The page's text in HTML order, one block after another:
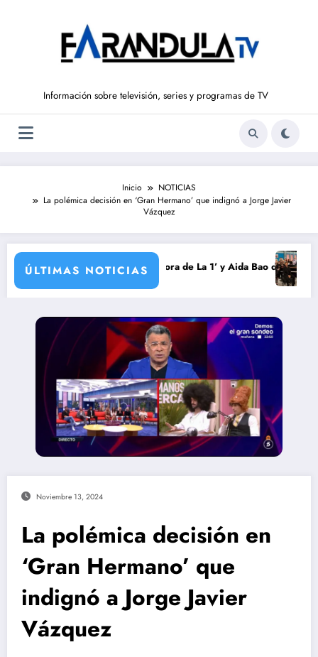
Información sobre televisión, series y programas de TV
Inicio
NOTICIAS
La polémica decisión en ‘Gran Hermano’ que indignó a Jorge Javier
Vázquez
ÚLTIMAS NOTICIAS
vuelve a ‘La Hora de La 1’ y Aida Bao da el salto aAdiós a
Noviembre 13, 2024
La polémica decisión en
‘Gran Hermano’ que
indignó a Jorge Javier
Vázquez